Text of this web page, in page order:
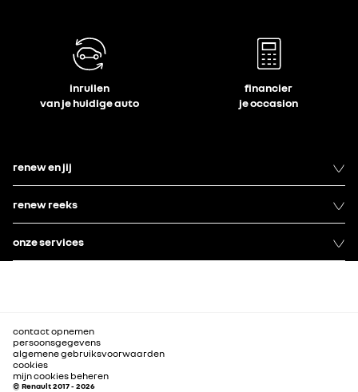
inruilen
van je huidige auto
financier
je occasion
renew en jij
renew reeks
onze services
contact opnemen
persoonsgegevens
algemene gebruiksvoorwaarden
cookies
mijn cookies beheren
© Renault 2017 - 2026